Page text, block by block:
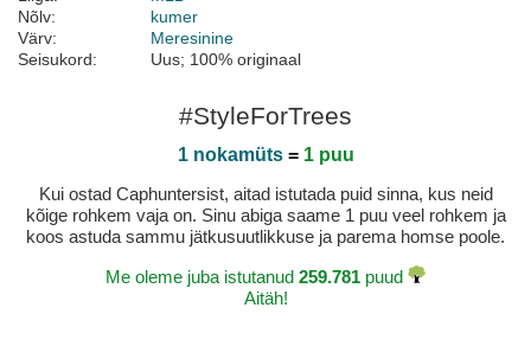
Nõlv:
kumer
Värv:
Meresinine
Seisukord:
Uus; 100% originaal
#StyleForTrees
1 nokamüts= 1 puu
Kui ostad Caphuntersist, aitad istutada puid sinna, kus neid
kõige rohkem vaja on. Sinu abiga saame 1 puu veel rohkem ja
koos astuda sammu jätkusuutlikkuse ja parema homse poole.
Me oleme juba istutanud 259.781 puud
Aitäh!